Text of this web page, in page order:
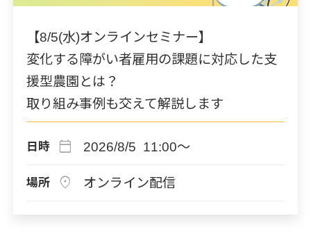
【8/5(水)オンラインセミナー】
変化する障がい者雇用の課題に対応した支
援型農園とは？
取り組み事例も交えて解説します
日時 calendar_today 2026/8/5 11:00～
場所 location_on オンライン配信